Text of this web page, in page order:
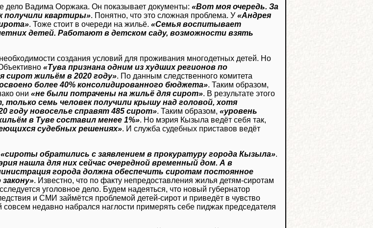
дело Вадима Ооржака. Он показывает документы: «Вот моя очередь. За
получили квартиры». Понятно, что это сложная проблема. У «Андрея
. Тоже стоит в очереди на жильё. «Семья воспитывает
детей. Работают в детском саду, возможности взять
создания условий для проживания многодетных детей. Но
«Тува признана одним из худших регионов по
сирот жильём в 2020 году». По данным следственного комитета
более 40% консолидированного бюджета». Таким образом,
они «не были потрачены на жильё для сирот». В результате этого
только семь человек получили крышу над головой, хотя
году новоселье справят 485 сирот». Таким образом, «уровень
в Туве составил менее 1%». Но мэрия Кызыла ведёт себя так,
судебных решениях». И служба судебных приставов ведёт
«сироты обратились с заявлением в прокуратуру города Кызыла».
нашла для них сейчас очередной временный дом. А в
города должна обеспечить сиротам постоянное
. Известно, что по факту непредоставления жилья детям-сиротам
уголовное дело. Будем надеяться, что новый губернатор
и СМИ займётся проблемой детей-сирот и приведёт в чувство
совсем недавно набрался наглости примерять себе пиджак председателя